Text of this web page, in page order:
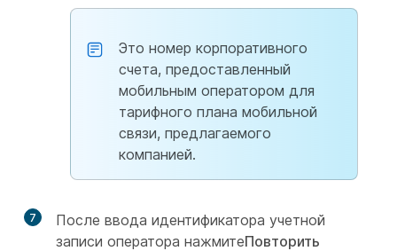
Это номер корпоративного
счета, предоставленный
мобильным оператором для
тарифного плана мобильной
связи, предлагаемого
компанией.
7
После ввода идентификатора учетной
записи оператора нажмитеПовторить